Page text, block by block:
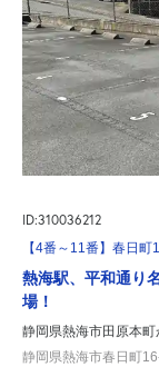
ID:310036212
【4番～11番】春日
熱海駅、平和通り
場！
静岡県熱海市田原本町
静岡県熱海市春日町